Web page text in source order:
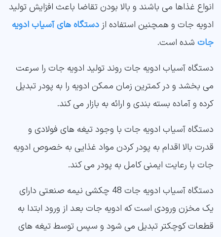
انواع غذاها می باشند و بالا بودن تقاضا باعث افزایش تولید
ادویه جات و همچنین استفاده از دستگاه های آسیاب ادویه
جات شده است.
دستگاه آسیاب ادویه جات روند تولید ادویه جات را سرعت
می بخشد و در کمترین زمان ممکن ادویه را به پودر تبدیل
کرده و آماده بسته بندی و ارائه به بازار می کند.
دستگاه آسیاب ادویه جات با وجود تیغه های فولادی و
قدرت بالا اقدام به پودر کردن مواد غذایی به خصوص ادویه
جات با رعایت ایمنی کامل به پودر می کند.
دستگاه آسیاب ادویه جات 48 چکشی نیمه صنعتی دارای
یک مخزن ورودی است که ادویه جات بعد از ورود ابتدا به
قطعات کوچکتر تبدیل می شود و سپس توسط تیغه های